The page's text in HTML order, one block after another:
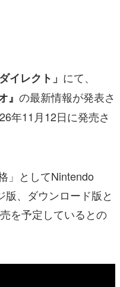
イレクト」 にて、
』 の最新情報が発表さ
年11月12日に発売さ
」としてNintendo
、ダウンロード版と
を予定しているとの